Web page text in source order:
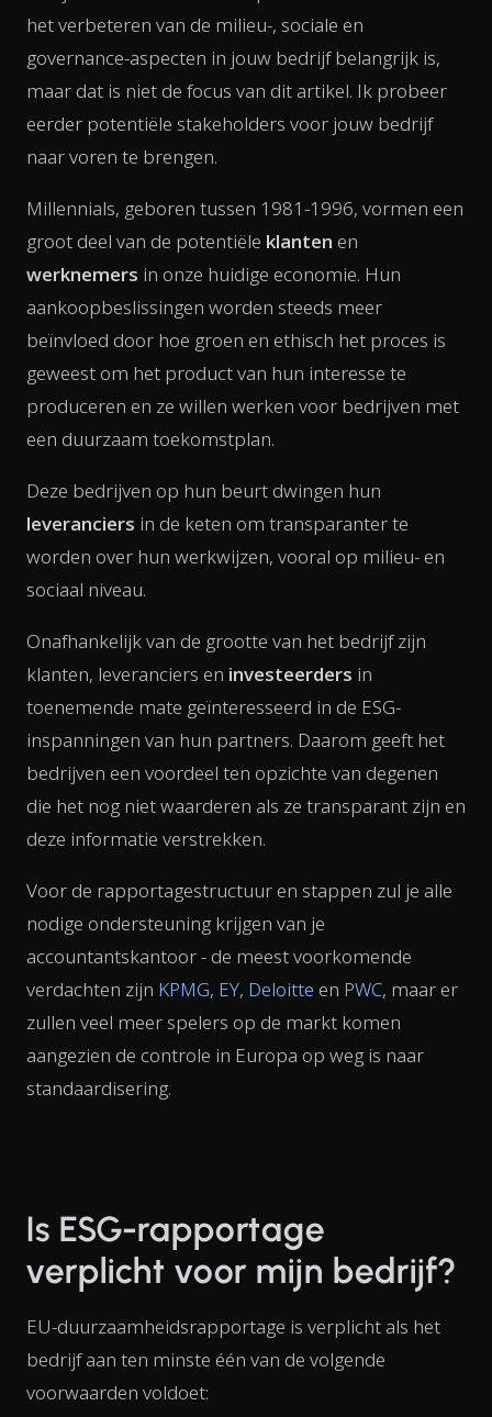
het verbeteren van de milieu-, sociale en
governance-aspecten in jouw bedrijf belangrijk is,
maar dat is niet de focus van dit artikel. Ik probeer
eerder potentiële stakeholders voor jouw bedrijf
naar voren te brengen.
Millennials, geboren tussen 1981-1996, vormen een
groot deel van de potentiële klanten en
werknemers in onze huidige economie. Hun
aankoopbeslissingen worden steeds meer
beïnvloed door hoe groen en ethisch het proces is
geweest om het product van hun interesse te
produceren en ze willen werken voor bedrijven met
een duurzaam toekomstplan.
Deze bedrijven op hun beurt dwingen hun
leveranciers in de keten om transparanter te
worden over hun werkwijzen, vooral op milieu- en
sociaal niveau.
Onafhankelijk van de grootte van het bedrijf zijn
klanten, leveranciers en investeerders in
toenemende mate geïnteresseerd in de ESG-
inspanningen van hun partners. Daarom geeft het
bedrijven een voordeel ten opzichte van degenen
die het nog niet waarderen als ze transparant zijn en
deze informatie verstrekken.
Voor de rapportagestructuur en stappen zul je alle
nodige ondersteuning krijgen van je
accountantskantoor - de meest voorkomende
verdachten zijn KPMG, EY, Deloitte en PWC, maar er
zullen veel meer spelers op de markt komen
aangezien de controle in Europa op weg is naar
standaardisering.
Is ESG-rapportage
verplicht voor mijn bedrijf?
EU-duurzaamheidsrapportage is verplicht als het
bedrijf aan ten minste één van de volgende
voorwaarden voldoet: